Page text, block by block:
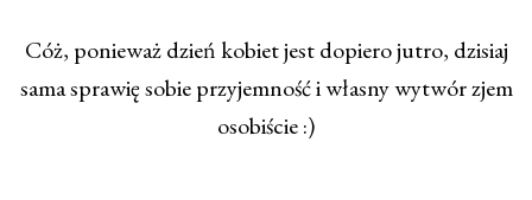
Cóż, ponieważ dzień kobiet jest dopiero jutro, dzisiaj
sama sprawię sobie przyjemność i własny wytwór zjem
osobiście :)